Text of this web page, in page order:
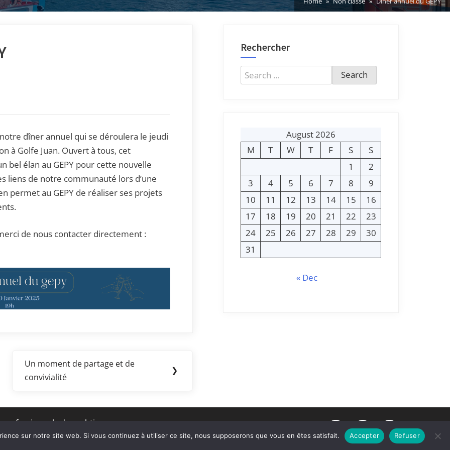
dîner annuel qui se déroulera le jeudi
à Golfe Juan. Ouvert à tous, cet
bel élan au GEPY pour cette nouvelle
liens de notre communauté lors d’une
permet au GEPY de réaliser ses projets
de nous contacter directement :
Next
Post:
Un moment de partage et de
convivialité
❯
Rechercher
Search
for:
August 2026
M
T W T F S
S
1
2
3
4 5 6 7 8
9
10
11 12 13 14 15
16
17
18 19 20 21 22
23
24
25 26 27 28 29
30
31
« Dec
FacebookLinkedInE-
mail
du yachting.
sur notre site web. Si vous continuez à utiliser ce site, nous supposerons que vous en êtes satisfait. Accepter Refuser